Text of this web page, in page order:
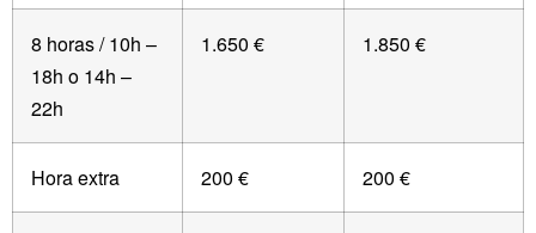
8 horas / 10h –
18h o 14h –
22h
1.650 € 1.850 €
Hora extra 200 € 200 €